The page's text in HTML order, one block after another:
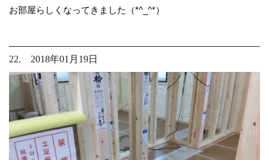
お部屋らしくなってきました（*^_^*）
22. 2018年01月19日